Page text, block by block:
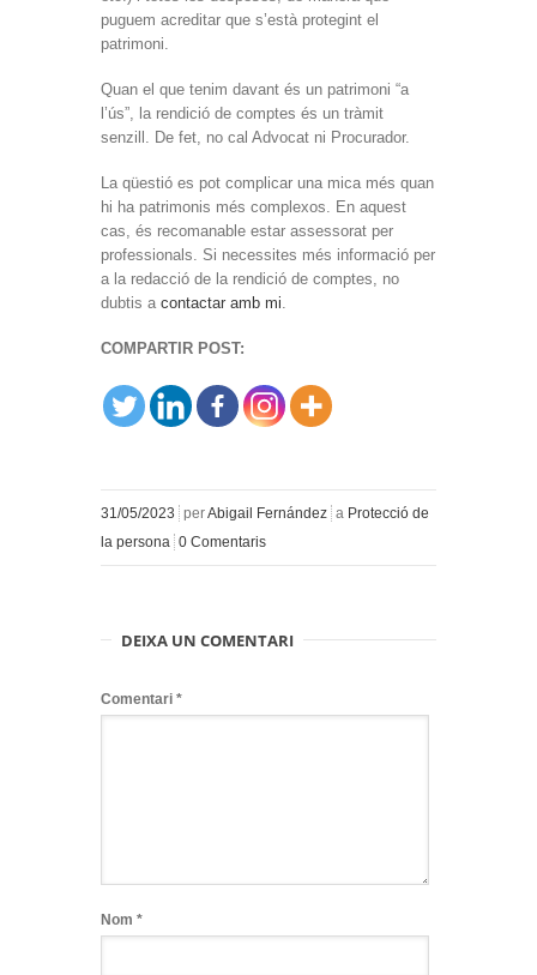
puguem acreditar que s’està protegint el
patrimoni.
Quan el que tenim davant és un patrimoni “a
l’ús”, la rendició de comptes és un tràmit
senzill. De fet, no cal Advocat ni Procurador.
La qüestió es pot complicar una mica més quan
hi ha patrimonis més complexos. En aquest
cas, és recomanable estar assessorat per
professionals. Si necessites més informació per
a la redacció de la rendició de comptes, no
dubtis a contactar amb mi.
COMPARTIR POST:
31/05/2023 perAbigail Fernández a Protecció de
la persona 0 Comentaris
DEIXA UN COMENTARI
Comentari *
Nom *